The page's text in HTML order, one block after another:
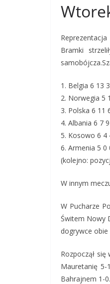
Bramki
1. Belgia 6 13
2. Norwegia 5
3. Polska 6 11
4. Albania 6 7
5. Kosowo 6 4
6. Armenia 5 0
(kolejno:
W innym
W Pucharze
Świtem Nowy
dogrywce obie
Rozpoczął
Mauretanię 5-
Bahrajnem 1-0.